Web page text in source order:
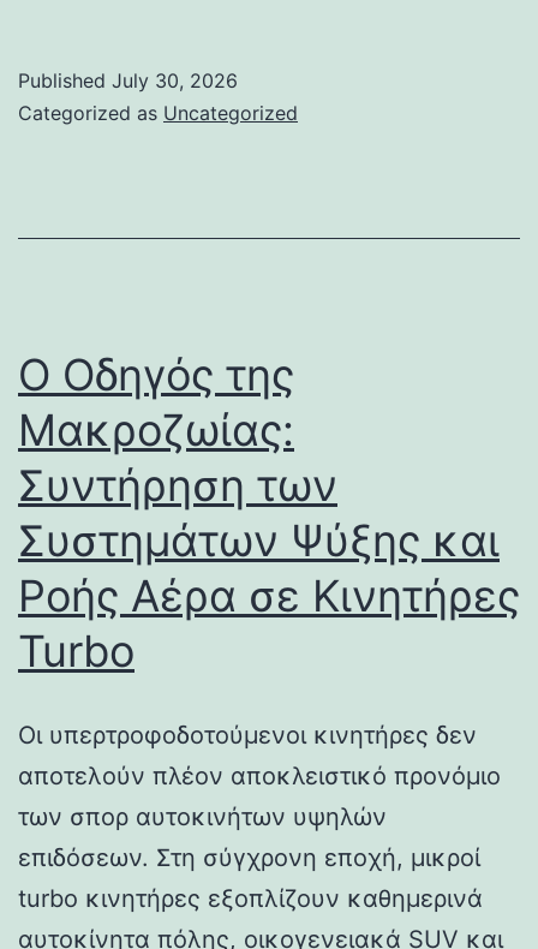
Published July 30, 2026
Categorized as Uncategorized
Ο Οδηγός της
Μακροζωίας:
Συντήρηση των
Συστημάτων Ψύξης και
Ροής Αέρα σε Κινητήρες
Turbo
Οι υπερτροφοδοτούμενοι κινητήρες δεν
αποτελούν πλέον αποκλειστικό προνόμιο
των σπορ αυτοκινήτων υψηλών
επιδόσεων. Στη σύγχρονη εποχή, μικροί
turbo κινητήρες εξοπλίζουν καθημερινά
αυτοκίνητα πόλης, οικογενειακά SUV και